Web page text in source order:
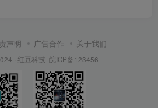
声明 广告合作 关于我们
· 红豆科技 皖ICP备123456